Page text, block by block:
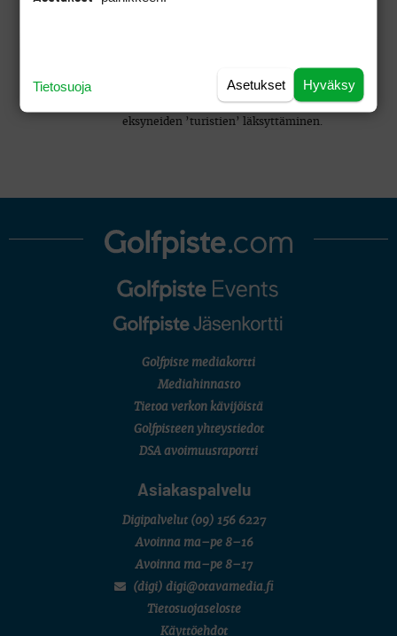
välttämiseksi päävastuussa aina on kuitenkin
lyöjä ja näinollen turvallisuuden teroittaminen
golfareille on ensisijaisempaa kuin kentälle
eksyneiden ’turistien’ läksyttäminen.
Golfpiste mediakortti
Mediahinnasto
Tietoa verkon kävijöistä
Golfpisteen yhteystiedot
DSA avoimuusraportti
Asiakaspalvelu
Digipalvelut (09) 156 6227
Avoinna ma–pe 8–16
Avoinna ma–pe 8–17
(digi) digi@otavamedia.fi
Tietosuojaseloste
Käyttöehdot
Hyväksy
Asetukset
Tietosuoja